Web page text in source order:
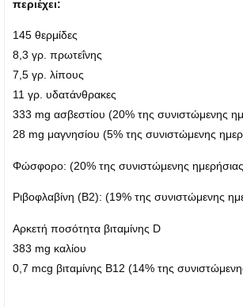
περιέχει:
145 θερμίδες
8,3 γρ. πρωτεΐνης
7,5 γρ. λίπους
11 γρ. υδατάνθρακες
333 mg ασβεστίου (20% της συνιστώμενης
28 mg μαγνησίου (5% της συνιστώμενης
Φώσφορο: (20% της συνιστώμενης
Ριβοφλαβίνη (Β2): (19% της συνιστώμενης
Αρκετή ποσότητα βιταμίνης D
383 mg καλίου
0,7 mcg βιταμίνης Β12 (14% της